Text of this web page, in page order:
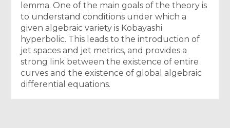
lemma. One of the main goals of the theory is
to understand conditions under which a
given algebraic variety is Kobayashi
hyperbolic. This leads to the introduction of
jet spaces and jet metrics, and provides a
strong link between the existence of entire
curves and the existence of global algebraic
differential equations.